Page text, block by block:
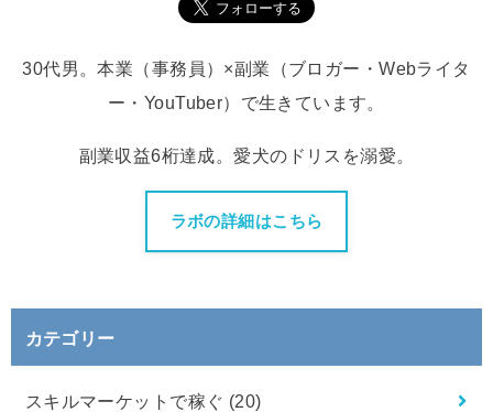
30代男。本業（事務員）×副業（ブロガー・Webライタ
ー・YouTuber）で生きています。
副業収益6桁達成。愛犬のドリスを溺愛。
ラボの詳細はこちら
カテゴリー
スキルマーケットで稼ぐ (20)